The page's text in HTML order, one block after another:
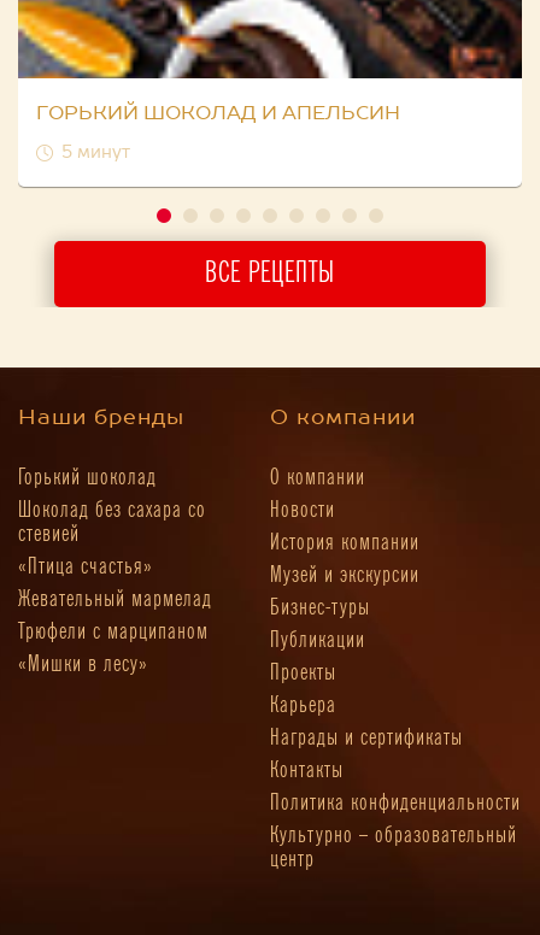
ГОРЬКИЙ ШОКОЛАД И АПЕЛЬСИН
5 минут
ВСЕ РЕЦЕПТЫ
Наши бренды
Горький шоколад
Шоколад без сахара со
стевией
«Птица счастья»
Жевательный мармелад
Трюфели с марципаном
«Мишки в лесу»
О компании
О компании
Новости
История компании
Музей и экскурсии
Бизнес-туры
Публикации
Проекты
Карьера
Награды и сертификаты
Контакты
Политика конфиденциальности
Культурно – образовательный
центр